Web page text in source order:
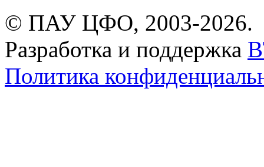
© ПАУ ЦФО, 2003-2026.
Разработка и поддержка
Политика